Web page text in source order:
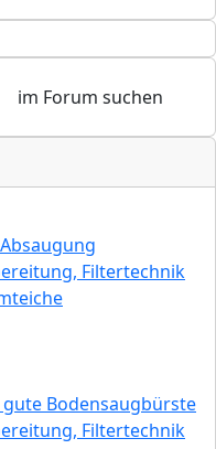
Filtertechnik
Bodensaugbürste
Filtertechnik